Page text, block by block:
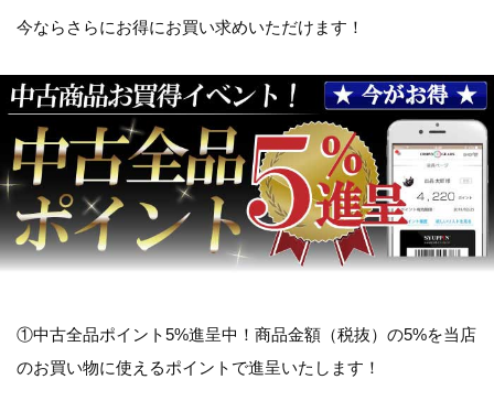
今ならさらにお得にお買い求めいただけます！
①中古全品ポイント5%進呈中！商品金額（税抜）の5%を当店
のお買い物に使えるポイントで進呈いたします！